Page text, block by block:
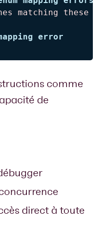
matching these
error
comme
de
direct à toute